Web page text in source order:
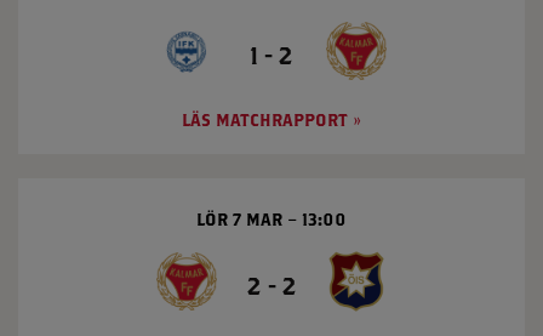
1 - 2
LÄS MATCHRAPPORT
2 - 2
LÖR 7 MAR 13:00